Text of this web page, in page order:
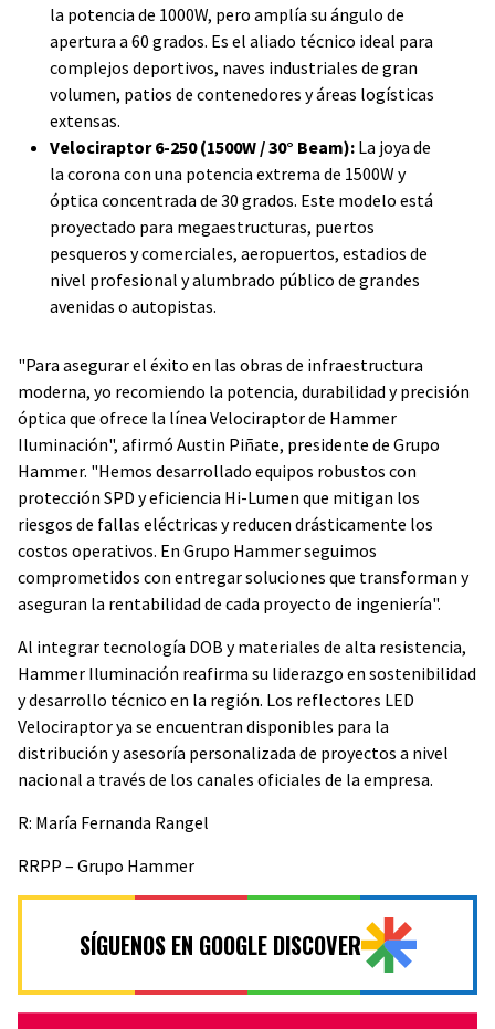
la potencia de 1000W, pero amplía su ángulo de
apertura a 60 grados. Es el aliado técnico ideal para
complejos deportivos, naves industriales de gran
volumen, patios de contenedores y áreas logísticas
extensas.
Velociraptor 6-250 (1500W / 30° Beam):La joya de
la corona con una potencia extrema de 1500W y
óptica concentrada de 30 grados. Este modelo está
proyectado para megaestructuras, puertos
pesqueros y comerciales, aeropuertos, estadios de
nivel profesional y alumbrado público de grandes
avenidas o autopistas.
"Para asegurar el éxito en las obras de infraestructura
moderna, yo recomiendo la potencia, durabilidad y precisión
óptica que ofrece la línea Velociraptor de Hammer
Iluminación", afirmó Austin Piñate, presidente de Grupo
Hammer. "Hemos desarrollado equipos robustos con
protección SPD y eficiencia Hi-Lumen que mitigan los
riesgos de fallas eléctricas y reducen drásticamente los
costos operativos. En Grupo Hammer seguimos
comprometidos con entregar soluciones que transforman y
aseguran la rentabilidad de cada proyecto de ingeniería".
Al integrar tecnología DOB y materiales de alta resistencia,
Hammer Iluminación reafirma su liderazgo en sostenibilidad
y desarrollo técnico en la región. Los reflectores LED
Velociraptor ya se encuentran disponibles para la
distribución y asesoría personalizada de proyectos a nivel
nacional a través de los canales oficiales de la empresa.
R: María Fernanda Rangel
RRPP – Grupo Hammer
SÍGUENOS EN GOOGLE DISCOVER